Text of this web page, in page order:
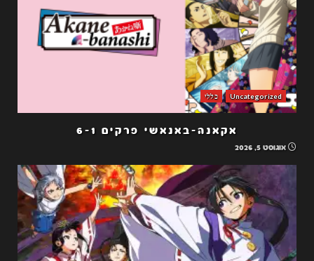
Uncategorized כללי
אקאנה-באנאשי פרקים 6-1
אוגוסט 5, 2026